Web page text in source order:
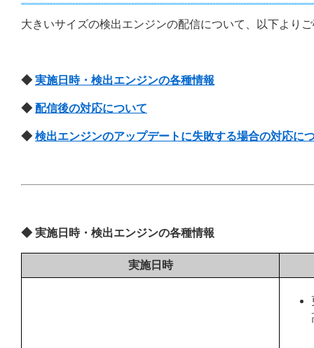
大きいサイズの検出エンジンの配信について、以下より
◆ 実施日時・検出エンジンの各種情報
◆ 配信後の対応について
◆ 検出エンジンのアップデートに失敗する場合の対応に
◆ 実施日時・検出エンジンの各種情報
実施日時